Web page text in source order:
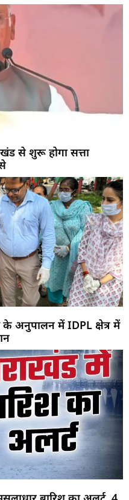
से शुरू होगा सत्ता
अनुपालन में IDPL क्षेत्र में